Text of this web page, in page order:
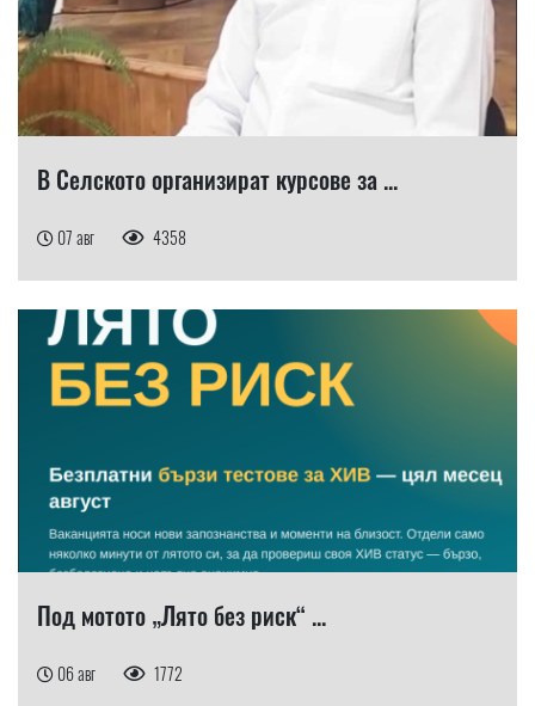
В Селското организират курсове за ...
07 авг 4358
Под мотото „Лято без риск“ ...
06 авг 1772